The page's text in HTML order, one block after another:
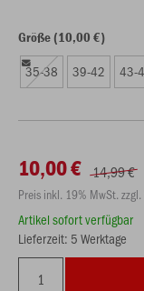
Größe (10,00 €)
35-38 39-42 43-
10,00 € 14,99 €
Preis inkl. 19% MwSt. zzgl.
Artikel sofort verfügbar
Lieferzeit: 5 Werktage